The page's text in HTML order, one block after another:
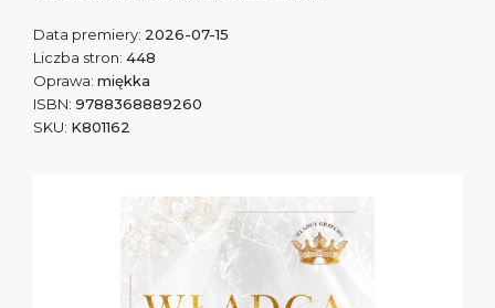
Data premiery: 2026-07-15
Liczba stron: 448
Oprawa: miękka
ISBN: 9788368889260
SKU: K801162